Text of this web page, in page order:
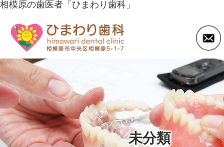
相模原の歯医者「ひまわり歯科」
未分類